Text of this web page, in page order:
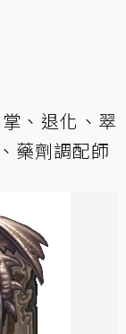
、退化、翠
藥劑調配師